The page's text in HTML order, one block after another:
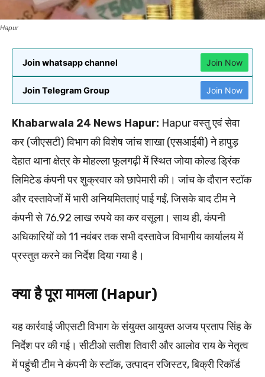
Hapur
Join whatsapp channel Join Now
Join Telegram Group Join Now
Khabarwala 24 News Hapur: Hapur वस्तु एवं सेवा
कर (जीएसटी) विभाग की विशेष जांच शाखा (एसआईबी) ने हापुड़
देहात थाना क्षेत्र के मोहल्ला फूलगढ़ी में स्थित जोया कोल्ड ड्रिंक
लिमिटेड कंपनी पर शुक्रवार को छापेमारी की। जांच के दौरान स्टॉक
और दस्तावेजों में भारी अनियमितताएं पाई गईं, जिसके बाद टीम ने
कंपनी से 76.92 लाख रुपये का कर वसूला। साथ ही, कंपनी
अधिकारियों को 11 नवंबर तक सभी दस्तावेज विभागीय कार्यालय में
प्रस्तुत करने का निर्देश दिया गया है।
क्या है पूरा मामला (Hapur)
यह कार्रवाई जीएसटी विभाग के संयुक्त आयुक्त अजय प्रताप सिंह के
निर्देश पर की गई। सीटीओ सतीश तिवारी और आलोव राय के नेतृत्व
में पहुंची टीम ने कंपनी के स्टॉक, उत्पादन रजिस्टर, बिक्री रिकॉर्ड